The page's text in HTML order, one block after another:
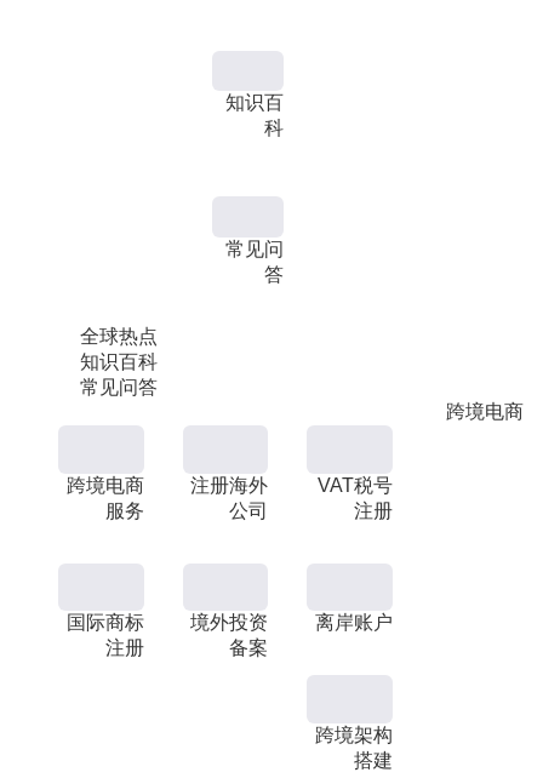
全球热点
知识百科
常见问答
知识百
科
常见问
答
跨境电商
跨境电商
服务
注册海外
公司
VAT税号
注册
国际商标
注册
境外投资
备案
离岸账户
跨境架构
搭建